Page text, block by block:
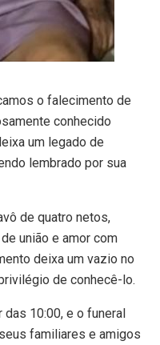
o falecimento de
conhecido
um legado de
lembrado por sua
de quatro netos,
união e amor com
deixa um vazio no
de conhecê-lo.
das 10:00, e o funeral
familiares e amigos